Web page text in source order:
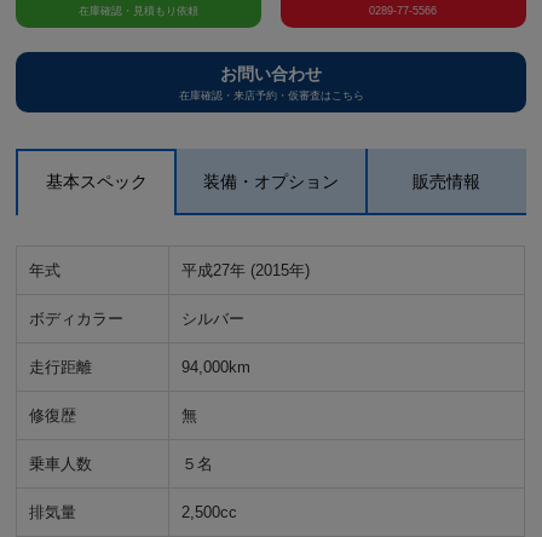
在庫確認・見積もり依頼 0289-77-5566
お問い合わせ
在庫確認・来店予約・仮審査はこちら
基本スペック 装備・オプション 販売情報
年式 平成27年 (2015年)
ボディカラー シルバー
走行距離 94,000km
修復歴 無
乗車人数 ５名
排気量 2,500cc